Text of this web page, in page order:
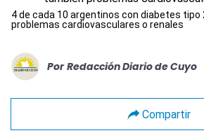
4 de cada 10 argentinos con diabetes
problemas cardiovasculares o renales
Por Redacción Diario de Cuyo
Compartir